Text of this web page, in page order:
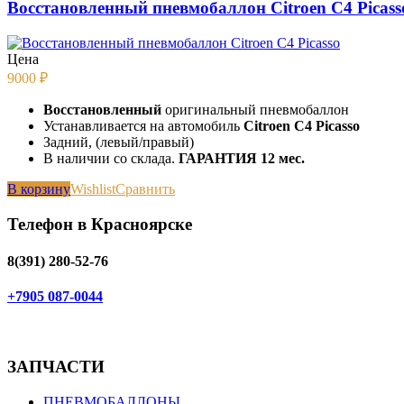
Восстановленный пневмобаллон Citroen C4
Цена
9000 ₽
Восстановленный оригинальный пневмобаллон
Устанавливается на автомобиль Citroen C4 Picasso
Задний, (левый/правый)
В наличии со склада. ГАРАНТИЯ 12 мес.
В корзинуWishlistСравнить
Телефон в Красноярске
8(391) 280-52-76
+7905 087-0044
ЗАПЧАСТИ